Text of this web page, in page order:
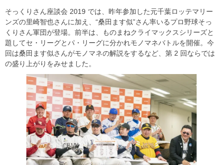
そっくりさん座談会 2019 では、昨年参加した元千葉ロッテマリー
ンズの里崎智也さんに加え、“桑田ます似”さん率いるプロ野球そっ
くりさん軍団が登場。前半は、ものまねクライマックスシリーズと
題してセ・リーグとパ・リーグに分かれモノマネバトルを開催。今
回は桑田ます似さんがモノマネの解説をするなど、第 2 回ならでは
の盛り上がりをみせました。